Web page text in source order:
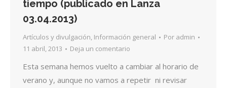
tiempo (publicado en Lanza
03.04.2013)
Artículos y divulgación, Información general Por admin
11 abril, 2013
Deja un comentario
Esta semana hemos vuelto a cambiar al horario de
verano y, aunque no vamos a repetir ni revisar